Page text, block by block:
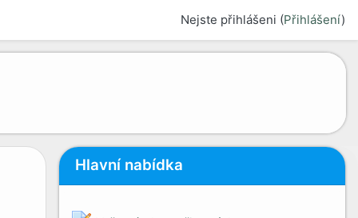
Nejste přihlášeni (Přihlášení)
Přeskočit: Hlavní nabídka
Hlavní nabídka